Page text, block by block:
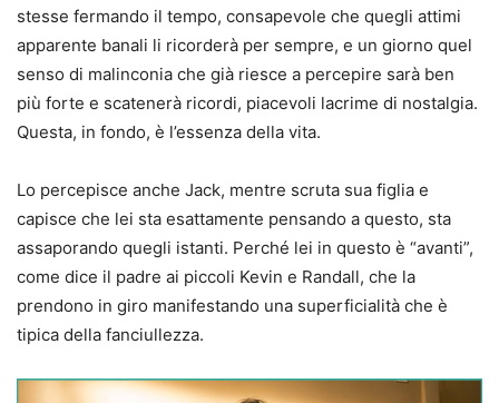
stesse fermando il tempo, consapevole che quegli attimi
apparente banali li ricorderà per sempre, e un giorno quel
senso di malinconia che già riesce a percepire sarà ben
più forte e scatenerà ricordi, piacevoli lacrime di nostalgia.
Questa, in fondo, è l’essenza della vita.
Lo percepisce anche Jack, mentre scruta sua figlia e
capisce che lei sta esattamente pensando a questo, sta
assaporando quegli istanti. Perché lei in questo è “avanti”,
come dice il padre ai piccoli Kevin e Randall, che la
prendono in giro manifestando una superficialità che è
tipica della fanciullezza.